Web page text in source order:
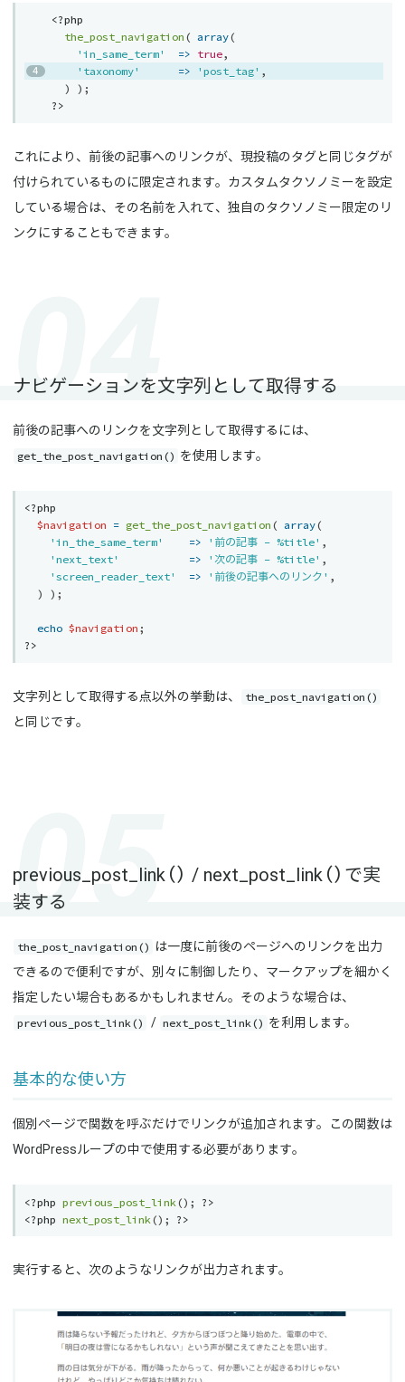
<?php
the_post_navigation ( array(
'in_same_term'
=> true,
'taxonomy'
=> 'post_tag' ,
)
) ;
?>
これにより、前後の記事へのリンクが、現投稿のタグと同じタグが
付けられているものに限定されます。カスタムタクソノミーを設定
している場合は、その名前を入れて、独自のタクソノミー限定のリ
ンクにすることもできます。
ナビゲーションを文字列として取得する
前後の記事へのリンクを文字列として取得するには、
get_the_post_navigation() を使用します。
<?php
$navigation = get_the_post_navigation ( array(
'in_the_same_term'
=> '前の記事 - %title' ,
'next_text'
=> '次の記事 - %title' ,
'screen_reader_text'
=> '前後の記事へのリンク' ,
)
) ;
echo $navigation ;
?>
文字列として取得する点以外の挙動は、 the_post_navigation()
と同じです。
previous_post_link() / next_post_link()で実
装する
the_post_navigation()
は一度に前後のページへのリンクを出力
できるので便利ですが、別々に制御したり、マークアップを細かく
指定したい場合もあるかもしれません。そのような場合は、
previous_post_link() / next_post_link() を利用します。
基本的な使い方
個別ページで関数を呼ぶだけでリンクが追加されます。この関数は
WordPressループの中で使用する必要があります。
<?php previous_post_link () ;
?>
<?php next_post_link () ; ?>
実行すると、次のようなリンクが出力されます。